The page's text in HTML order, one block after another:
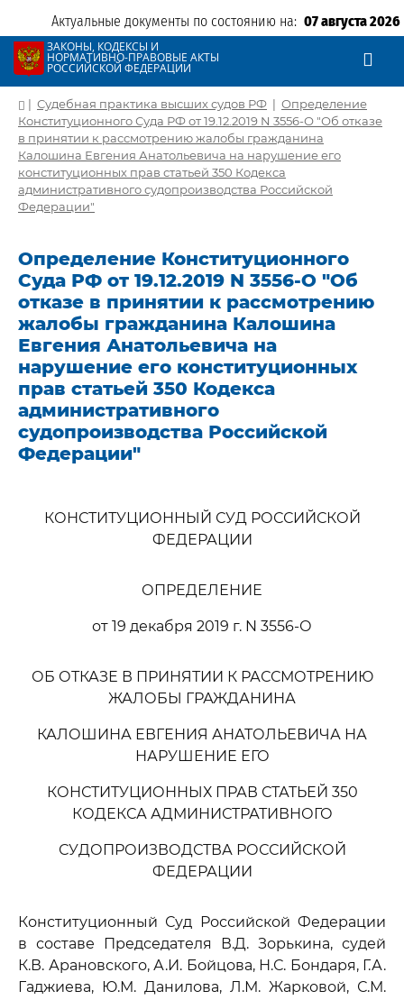
Актуальные документы по состоянию на: 07 августа 2026
ЗАКОНЫ, КОДЕКСЫ И
НОРМАТИВНО-ПРАВОВЫЕ АКТЫ
РОССИЙСКОЙ ФЕДЕРАЦИИ
| Судебная практика высших судов РФ | Определение
Конституционного Суда РФ от 19.12.2019 N 3556-О "Об отказе
в принятии к рассмотрению жалобы гражданина
Калошина Евгения Анатольевича на нарушение его
конституционных прав статьей 350 Кодекса
административного судопроизводства Российской
Федерации"
Определение Конституционного
Суда РФ от 19.12.2019 N 3556-О "Об
отказе в принятии к рассмотрению
жалобы гражданина Калошина
Евгения Анатольевича на
нарушение его конституционных
прав статьей 350 Кодекса
административного
судопроизводства Российской
Федерации"
КОНСТИТУЦИОННЫЙ СУД РОССИЙСКОЙ
ФЕДЕРАЦИИ
ОПРЕДЕЛЕНИЕ
от 19 декабря 2019 г. N 3556-О
ОБ ОТКАЗЕ В ПРИНЯТИИ К РАССМОТРЕНИЮ
ЖАЛОБЫ ГРАЖДАНИНА
КАЛОШИНА ЕВГЕНИЯ АНАТОЛЬЕВИЧА НА
НАРУШЕНИЕ ЕГО
КОНСТИТУЦИОННЫХ ПРАВ СТАТЬЕЙ 350
КОДЕКСА АДМИНИСТРАТИВНОГО
СУДОПРОИЗВОДСТВА РОССИЙСКОЙ
ФЕДЕРАЦИИ
Конституционный Суд Российской Федерации
в составе Председателя В.Д. Зорькина, судей
К.В. Арановского, А.И. Бойцова, Н.С. Бондаря, Г.А.
Гаджиева, Ю.М. Данилова, Л.М. Жарковой, С.М.